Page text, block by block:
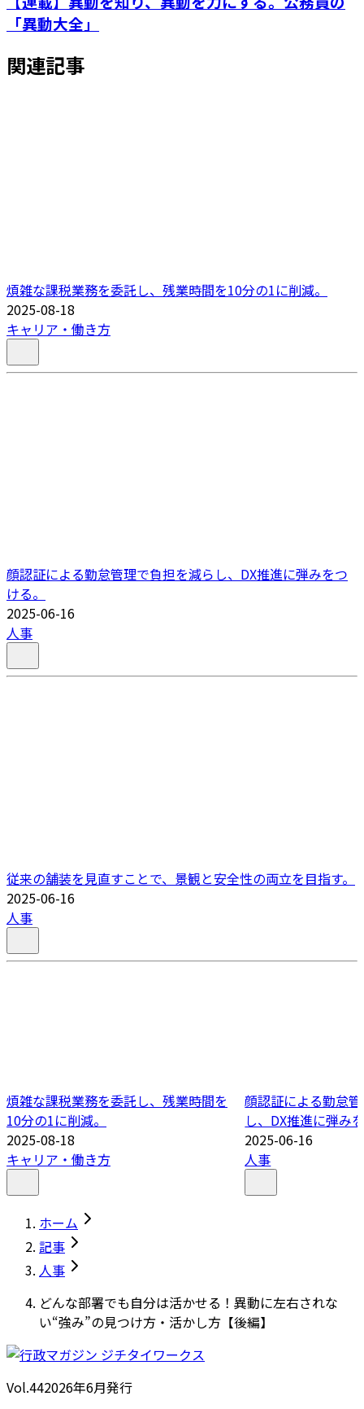
「異動大全」
関連記事
煩雑な課税業務を委託し、残業時間を10分の1に削減。
2025-08-18
キャリア・働き方
顔認証による勤怠管理で負担を減らし、DX推進に弾みをつ
ける。
2025-06-16
人事
従来の舗装を見直すことで、景観と安全性の両立を目指す。
2025-06-16
人事
煩雑な課税業務を委託し、残業時間を
10分の1に削減。
2025-08-18
キャリア・働き方
顔認証による勤怠
し、DX推進に弾み
2025-06-16
人事
ホーム
記事
人事
どんな部署でも自分は活かせる！異動に左右されな
い“強み”の見つけ方・活かし方【後編】
Vol.442026年6月発行